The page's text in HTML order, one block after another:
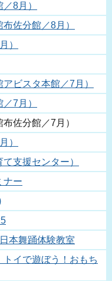
8月）
佐分館／8月）
）
ビスタ本館／7月）
7月）
佐分館／7月）
）
支援センター）
ナー
本舞踊体験教室
イで遊ぼう！おもち